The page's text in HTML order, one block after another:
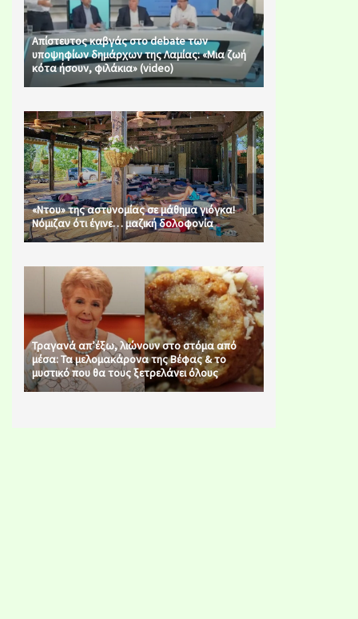
Απίστευτος καβγάς στο debate των
υποψηφίων δημάρχων της Λαμίας: «Μια ζωή
κότα ήσουν, φιλάκια» (video)
«Ντου» της αστυνομίας σε μάθημα γιόγκα!
Νόμιζαν ότι έγινε… μαζική δολοφονία
Τραγανά απ’έξω, λιώνουν στο στόμα από
μέσα: Τα μελομακάρονα της Βέφας & το
μυστικό που θα τους ξετρελάνει όλους